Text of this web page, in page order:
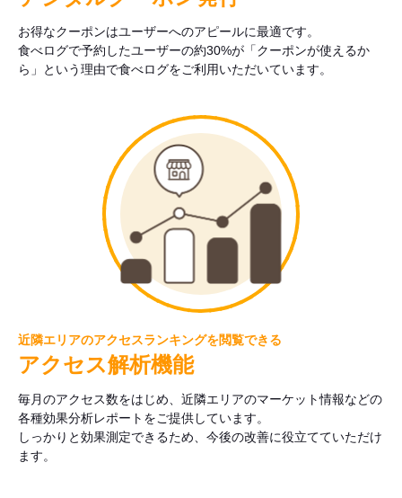
お得なクーポンはユーザーへのアピールに最適です。
食べログで予約したユーザーの約30%が「クーポンが使えるか
ら」という理由で食べログをご利用いただいています。
近隣エリアのアクセスランキングを閲覧できる
アクセス解析機能
毎月のアクセス数をはじめ、近隣エリアのマーケット情報などの
各種効果分析レポートをご提供しています。
しっかりと効果測定できるため、今後の改善に役立てていただけ
ます。